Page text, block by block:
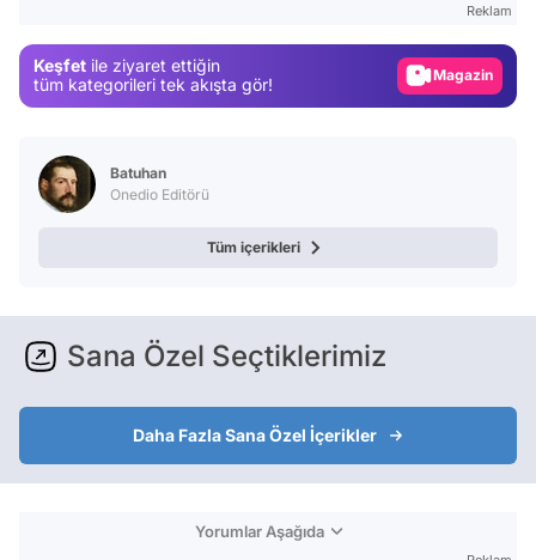
Reklam
Keşfet ile ziyaret ettiğin
tüm kategorileri tek akışta gör!
Magazin
Batuhan
Onedio Editörü
Tüm içerikleri
Sana Özel Seçtiklerimiz
Daha Fazla Sana Özel İçerikler
Yorumlar Aşağıda